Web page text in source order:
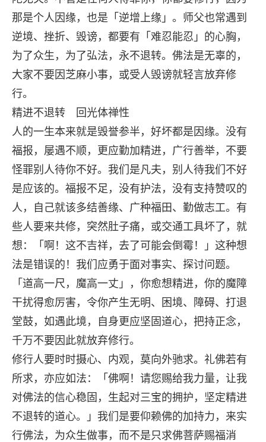
那是个人因缘，也是「逆增上缘」。师父也常遇到
逆境、挫折、毁谤，都要有「难忍能忍」的心胸，
为了众生，为了弘法，永不退转。佛法是无辜的，
大家不要因芝麻小事，或受人毁谤就轻言放弃修
行。
精进不退转 回光体禅性
人的一生本来就是毁誉参半，好坏都是因缘。没有
福报，屡遇不顺，更应勤加精进，广行善举，不要
怪罪别人待你不好。我们是凡夫，别人待我们不好
是应该的。福报不足，没有护法，没有支持赞叹的
人，自己就该多结善缘、广种福田、勤做志工。有
些人要来共修，突然肚子痛，或交通工具坏了，就
想：「啊！这不吉祥，去了可能会倒霉！」这种想
法是错误的！我们应勇于面对事实、探讨问题。
「道高一尺，魔高一丈」，你愈想精进，你的魔障
干扰得愈厉害，令你产生无明、困境、障碍、打退
堂鼓，如遇此境，自身更应坚固道心，把持正念，
千万不要因此就放弃修行。
修行人要时时摄心、内观，莫向外驰求。礼佛若有
所求，亦应如法：「佛啊！请您赐给我力量，让我
对佛法的信心稳固，生起对三宝的拥护，坚定精进
不退转的道心。」我们是要仰赖佛的加持力，来实
行佛法，为众生做事，而不是只求佛菩萨赐福消